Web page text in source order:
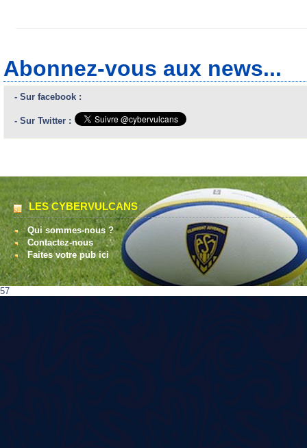
Abonnez-vous aux news...
- Sur facebook :
- Sur Twitter :
LES CYBERVULCANS
Qui sommes-nous ?
Contactez-nous
Faites votre pub ici
57